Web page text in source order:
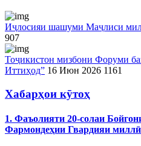
Иҷлосияи шашуми Маҷлиси
907
Тоҷикистон мизбони Форуми
Иттиҳод” 16 Июн 2026 1161
Хабарҳои кӯтоҳ
1. Фаъолияти 20-солаи
Фармондеҳии Гвардияи